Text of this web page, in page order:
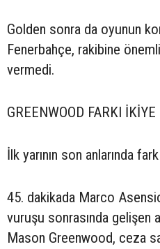
Golden sonra da oyunun
Fenerbahçe, rakibine
vermedi.
GREENWOOD FARKI
İlk yarının son anlarında
45. dakikada Marco
vuruşu sonrasında gelişen
Mason Greenwood, ceza